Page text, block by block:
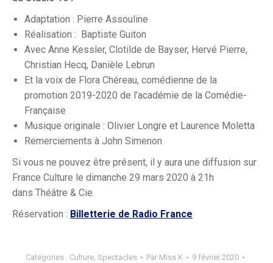
Adaptation : Pierre Assouline
Réalisation : Baptiste Guiton
Avec Anne Kessler, Clotilde de Bayser, Hervé Pierre,
Christian Hecq, Danièle Lebrun
Et la voix de Flora Chéreau, comédienne de la
promotion 2019-2020 de l’académie de la Comédie-
Française
Musique originale : Olivier Longre et Laurence Moletta
Remerciements à John Simenon
Si vous ne pouvez être présent, il y aura une diffusion sur
France Culture le dimanche 29 mars 2020 à 21h
dans Théâtre & Cie.
Réservation : Billetterie de Radio France
Catégories : Culture, Spectacles Par Miss K
9 février 2020